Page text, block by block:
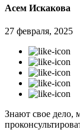
Асем Искакова
27 февраля, 2025
Знают свое дело,